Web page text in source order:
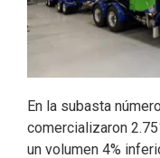
En la subasta
comercializaron
un volumen 4%